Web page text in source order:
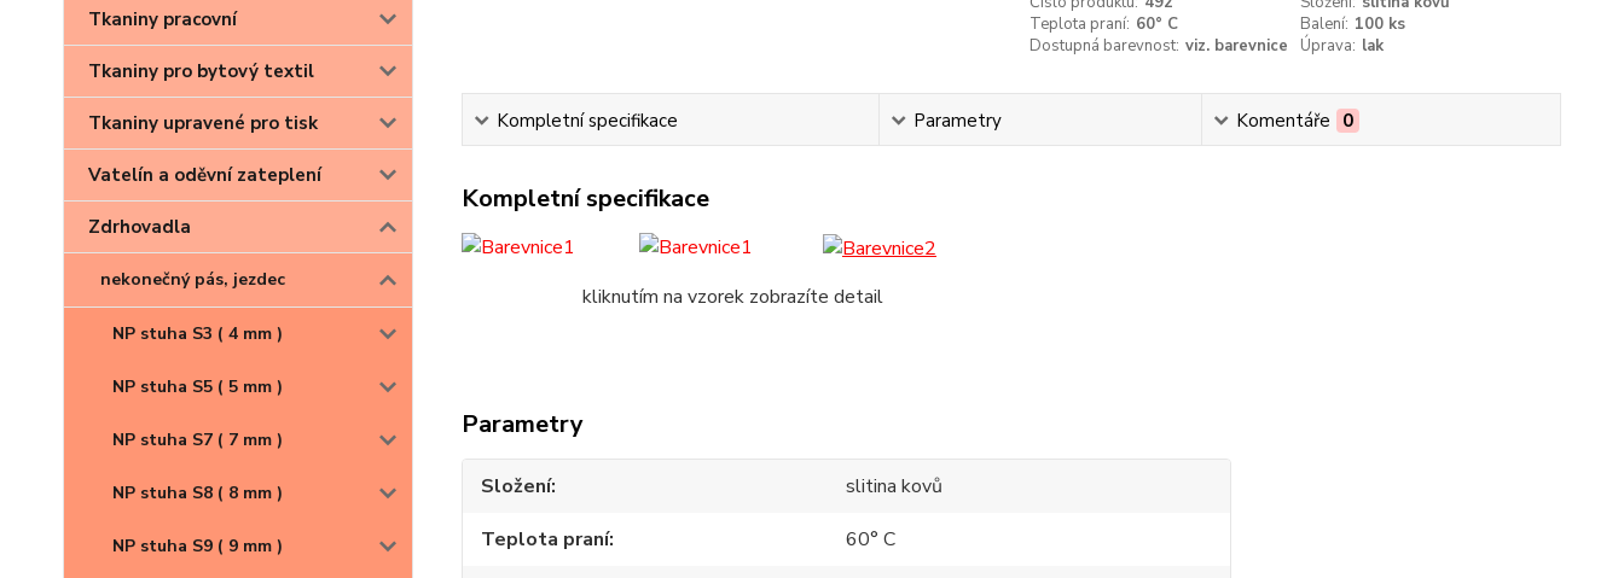
Tkaniny pracovní
Tkaniny pro bytový textil
Tkaniny upravené pro tisk
Vatelín a oděvní zateplení
Zdrhovadla
nekonečný pás, jezdec
NP stuha S3 ( 4 mm )
NP stuha S5 ( 5 mm )
NP stuha S7 ( 7 mm )
NP stuha S8 ( 8 mm )
NP stuha S9 ( 9 mm )
Teplota praní: 60° C Balení: 100 ks
Dostupná barevnost: viz. barevnice Úprava: lak
Kompletní specifikace Parametry Komentáře 0
Kompletní specifikace
kliknutím na vzorek zobrazíte detail
Parametry
Složení
slitina kovů
Teplota praní
60° C